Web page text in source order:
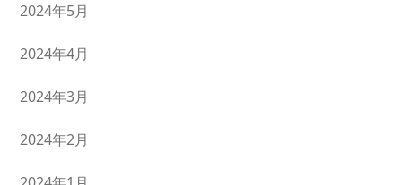
2024年5月
2024年4月
2024年3月
2024年2月